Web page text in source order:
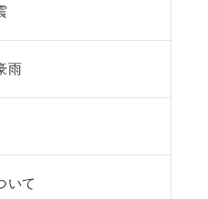
雨
いて